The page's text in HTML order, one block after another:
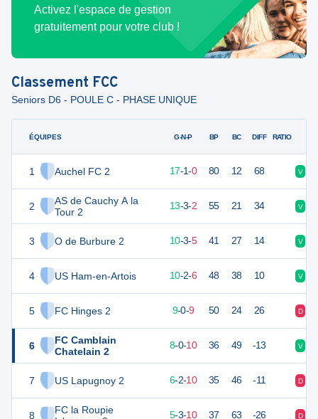
Activez l'espace de gestion
gratuitement pour votre club !
Classement FCC
Seniors D6 - POULE C - PHASE UNIQUE
ÉQUIPES
1 Auchel FC 2
2
AS de Cauchy A la
Tour 2
3 O de Burbure 2
4 US Ham-en-Artois
5 FC Hinges 2
6
FC Camblain
Chatelain 2
7 US Lapugnoy 2
8
FC la Roupie
G-N-P BP BC DIFF RATIO
17-1-0 80 12 68 V
42 13-3-2 55 21 34 V
10-3-5 41 27 14 V
32 10-2-6 48 38 10 V
9-0-9 50 24 26 D
8-0-10 36 49 -13 V
6-2-10 35 46 -11 D
5-3-10 37 63 -26 D